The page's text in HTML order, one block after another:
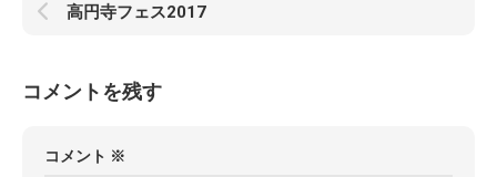
高円寺フェス2017
コメントを残す
コメント ※